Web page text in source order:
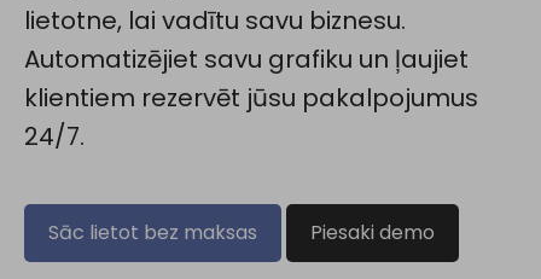
lietotne, lai vadītu savu biznesu.
Automatizējiet savu grafiku un ļaujiet
klientiem rezervēt jūsu pakalpojumus
24/7.
Sāc lietot bez maksas Piesaki demo